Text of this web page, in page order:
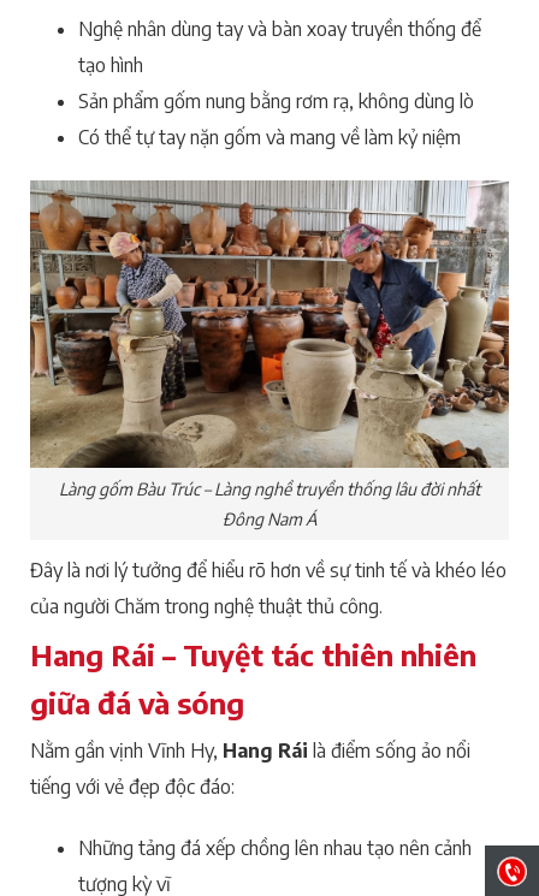
Nghệ nhân dùng tay và bàn xoay truyền thống để
tạo hình
Sản phẩm gốm nung bằng rơm rạ, không dùng lò
Có thể tự tay nặn gốm và mang về làm kỷ niệm
Làng gốm Bàu Trúc – Làng nghề truyền thống lâu đời nhất
Đông Nam Á
Đây là nơi lý tưởng để hiểu rõ hơn về sự tinh tế và khéo léo
của người Chăm trong nghệ thuật thủ công.
Hang Rái – Tuyệt tác thiên nhiên
giữa đá và sóng
Nằm gần vịnh Vĩnh Hy, Hang Rái là điểm sống ảo nổi
tiếng với vẻ đẹp độc đáo:
Những tảng đá xếp chồng lên nhau tạo nên cảnh
tượng kỳ vĩ